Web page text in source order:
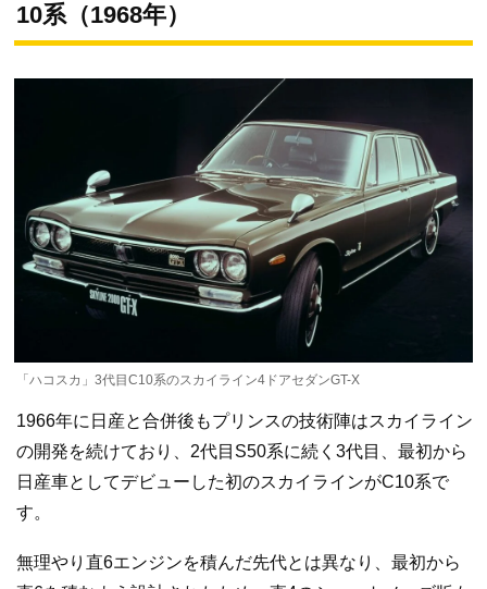
10系（1968年）
「ハコスカ」3代目C10系のスカイライン4ドアセダンGT-X
1966年に日産と合併後もプリンスの技術陣はスカイライン
の開発を続けており、2代目S50系に続く3代目、最初から
日産車としてデビューした初のスカイラインがC10系で
す。
無理やり直6エンジンを積んだ先代とは異なり、最初から